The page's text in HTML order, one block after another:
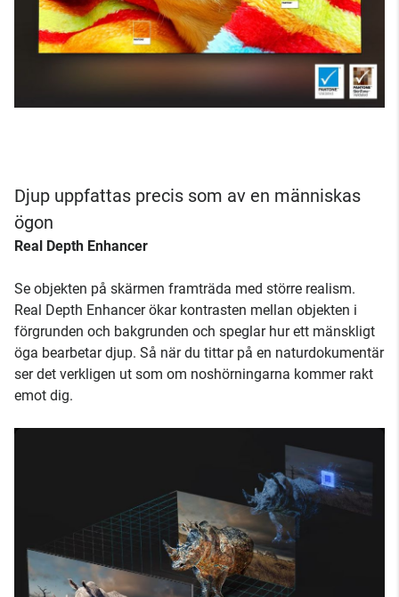
Djup uppfattas precis som av en människas
ögon
Real Depth Enhancer
Se objekten på skärmen framträda med större realism.
Real Depth Enhancer ökar kontrasten mellan objekten i
förgrunden och bakgrunden och speglar hur ett mänskligt
öga bearbetar djup. Så när du tittar på en naturdokumentär
ser det verkligen ut som om noshörningarna kommer rakt
emot dig.